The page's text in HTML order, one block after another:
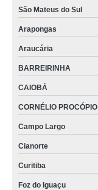
São Mateus do Sul
Arapongas
Araucária
BARREIRINHA
CAIOBÁ
CORNÉLIO PROCÓPIO
Campo Largo
Cianorte
Curitiba
Foz do Iguaçu